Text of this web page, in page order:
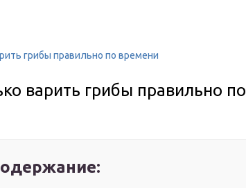
грибы правильно по времени
варить грибы правильно по